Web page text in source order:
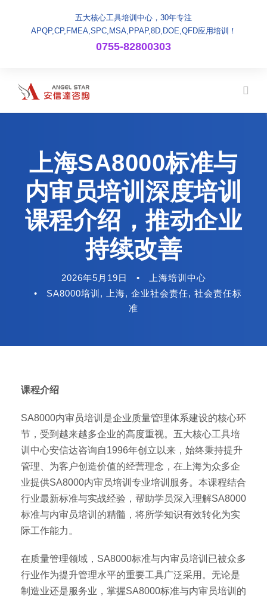
五大核心工具培训中心，30年专注
APQP,CP,FMEA,SPC,MSA,PPAP,8D,DOE,QFD应用培训！
0755-82800303
上海SA8000标准与
内审员培训深度培训
课程介绍，推动企业
持续改善
2026年5月19日 •
上海培训中心
•
SA8000培训 , 上海, 企业社会责任, 社会责任标
准
课程介绍
SA8000内审员培训是企业质量管理体系建设的核心环
节，受到越来越多企业的高度重视。五大核心工具培
训中心安信达咨询自1996年创立以来，始终秉持提升
管理、为客户创造价值的经营理念，在上海为众多企
业提供SA8000内审员培训专业培训服务。本课程结合
行业最新标准与实战经验，帮助学员深入理解SA8000
标准与内审员培训的精髓，将所学知识有效转化为实
际工作能力。
在质量管理领域，SA8000标准与内审员培训已被众多
行业作为提升管理水平的重要工具广泛采用。无论是
制造业还是服务业，掌握SA8000标准与内审员培训的